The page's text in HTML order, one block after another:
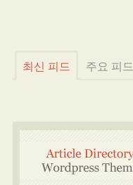
최신 피드 주요 피드